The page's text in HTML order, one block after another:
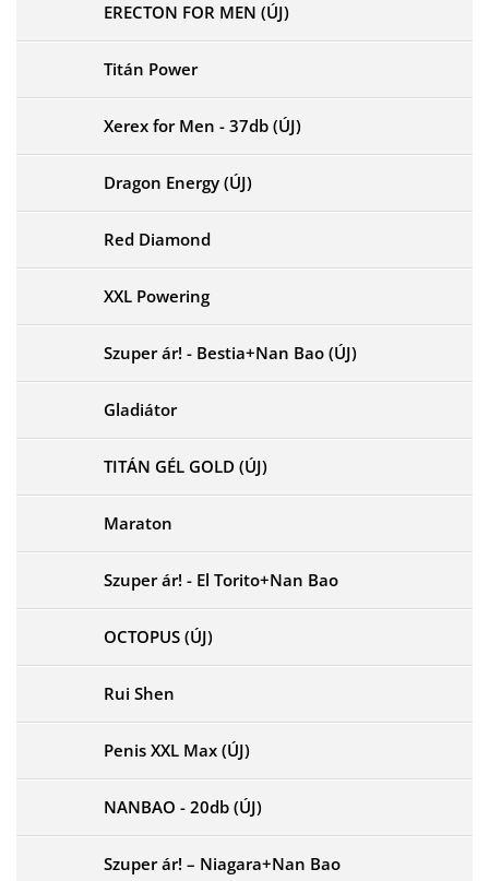
ERECTON FOR MEN (ÚJ)
Titán Power
Xerex for Men - 37db (ÚJ)
Dragon Energy (ÚJ)
Red Diamond
XXL Powering
Szuper ár! - Bestia+Nan Bao (ÚJ)
Gladiátor
TITÁN GÉL GOLD (ÚJ)
Maraton
Szuper ár! - El Torito+Nan Bao
OCTOPUS (ÚJ)
Rui Shen
Penis XXL Max (ÚJ)
NANBAO - 20db (ÚJ)
Szuper ár! – Niagara+Nan Bao